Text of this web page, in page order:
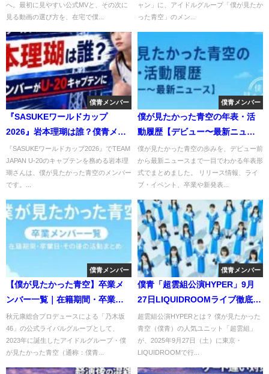
へ。最初に見やすい公式MVと、その次に
見る動画の選び方を、在宅で僕...
ャン」に、アイドルグループ「僕が見たか
った青空」のメン...
僕青メンバー
『SASUKEワールドカップ
2026』岩本理瑚は誰？僕青メン
バーがU-20キャプテンに選ばれ
た理由
『SASUKEワールドカップ2026』でTEAM
JAPAN U-20のキャプテンを務める岩本理
瑚さんは、僕が見たかった青空のメンバー
です。...
僕青メンバー
僕が見たかった青空の年表・活
動履歴【デビュー〜最新ニュー
ス】
僕が見たかった青空の歩みを、デビュー前
から最新ニュースまで一目でわかる年表形
式でまとめました。 リリース情報、ライ
ブ・イベント、卒業や新発表...
僕青メンバー
【僕が見たかった青空】卒業メ
ンバー一覧｜在籍期間・卒業
日・その後の活動まとめ
秋元康総合プロデュースによる「乃木坂
46」の公式ライバルグループとして、
2023年に誕生したアイドルグループ・僕
が見たかった青空（通称：僕青...
僕青メンバー
僕青「超雲組公演HYPER」9月
27日LIQUIDROOMライブ徹底解
説！チケット情報・見どころ・
推し活まとめ
超雲組公演HYPERとは？ 僕が見たかった
青空（僕青）の人気ユニット「超雲組」
が、2025年9月27日（土）に東京・
LIQUIDROOMで行...